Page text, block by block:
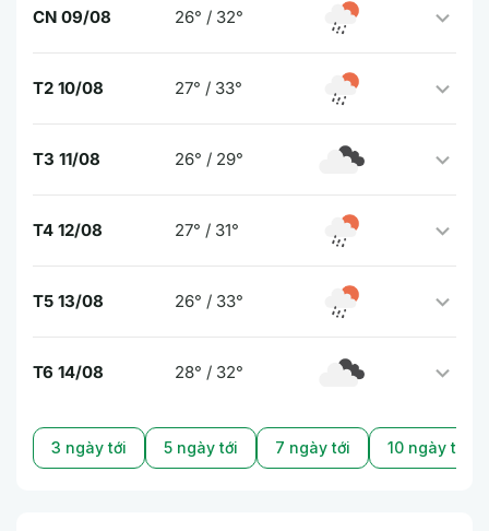
CN 09/08 26° / 32°
T2 10/08 27° / 33°
T3 11/08 26° / 29°
T4 12/08 27° / 31°
T5 13/08 26° / 33°
T6 14/08 28° / 32°
3 ngày tới 5 ngày tới 7 ngày tới 10 ngày tới